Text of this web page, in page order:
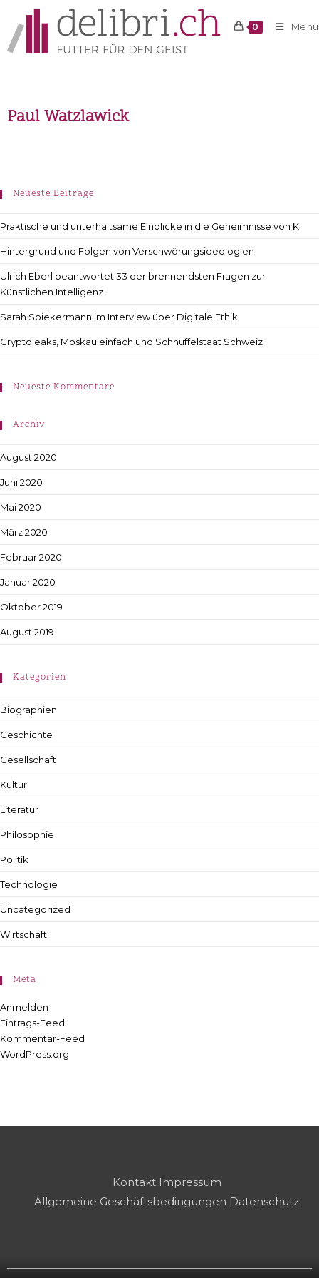
0 Menü
Paul Watzlawick
Neueste Beiträge
Praktische und unterhaltsame Einblicke in die Geheimnisse von KI
Hintergrund und Folgen von Verschwörungsideologien
Ulrich Eberl beantwortet 33 der brennendsten Fragen zur
Künstlichen Intelligenz
Sarah Spiekermann im Interview über Digitale Ethik
Cryptoleaks, Moskau einfach und Schnüffelstaat Schweiz
Neueste Kommentare
Archiv
August 2020
Juni 2020
Mai 2020
März 2020
Februar 2020
Januar 2020
Oktober 2019
August 2019
Kategorien
Biographien
Geschichte
Gesellschaft
Kultur
Literatur
Philosophie
Politik
Technologie
Uncategorized
Wirtschaft
Meta
Anmelden
Eintrags-Feed
Kommentar-Feed
WordPress.org
Kontakt Impressum
Allgemeine Geschäftsbedingungen Datenschutz